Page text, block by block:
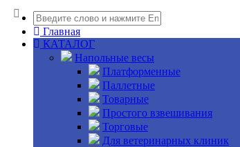
Главная
КАТАЛОГ
Напольные весы
Платформенные
Паллетные
Товарные
Простого взвешивания
Торговые
Для ветеринарных клиник